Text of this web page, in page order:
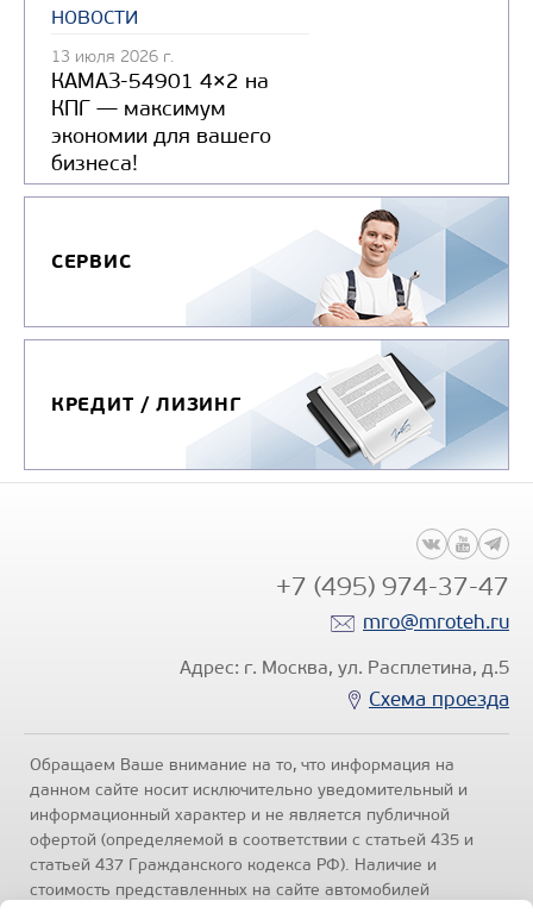
новости
13 июля 2026 г.
КАМАЗ-54901 4×2 на
КПГ — максимум
экономии для вашего
бизнеса!
СЕРВИС
КРЕДИТ / ЛИЗИНГ
+7 (495) 974-37-47
mro@mroteh.ru
Адрес: г. Москва, ул. Расплетина, д.5
Схема проезда
Обращаем Ваше внимание на то, что информация на
данном сайте носит исключительно уведомительный и
информационный характер и не является публичной
офертой (определяемой в соответствии с статьей 435 и
статьей 437 Гражданского кодекса РФ). Наличие и
стоимость представленных на сайте автомобилей